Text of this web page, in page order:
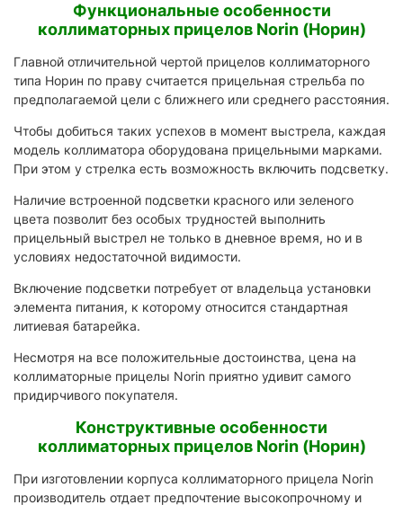
Функциональные особенности
коллиматорных прицелов Norin (Норин)
Главной отличительной чертой прицелов коллиматорного
типа Норин по праву считается прицельная стрельба по
предполагаемой цели с ближнего или среднего расстояния.
Чтобы добиться таких успехов в момент выстрела, каждая
модель коллиматора оборудована прицельными марками.
При этом у стрелка есть возможность включить подсветку.
Наличие встроенной подсветки красного или зеленого
цвета позволит без особых трудностей выполнить
прицельный выстрел не только в дневное время, но и в
условиях недостаточной видимости.
Включение подсветки потребует от владельца установки
элемента питания, к которому относится стандартная
литиевая батарейка.
Несмотря на все положительные достоинства, цена на
коллиматорные прицелы Norin приятно удивит самого
придирчивого покупателя.
Конструктивные особенности
коллиматорных прицелов Norin (Норин)
При изготовлении корпуса коллиматорного прицела Norin
производитель отдает предпочтение высокопрочному и